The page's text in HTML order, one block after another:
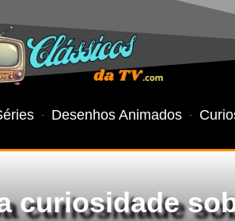
Desenhos Animados
curiosidade